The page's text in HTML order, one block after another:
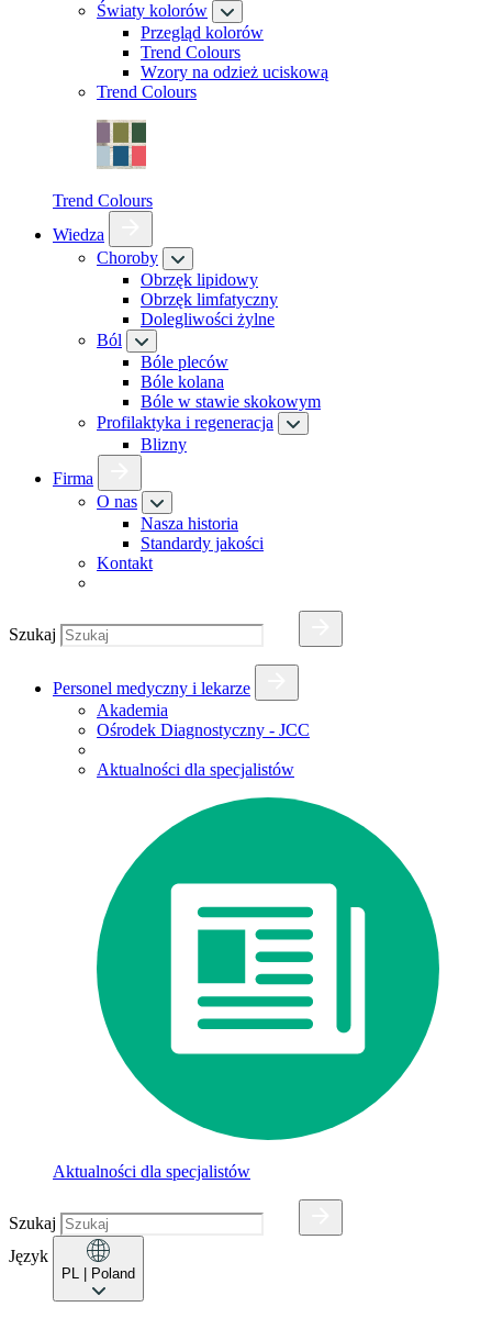
Światy kolorów
Przegląd kolorów
Trend Colours
Wzory na odzież uciskową
Trend Colours
Trend Colours
Wiedza
Choroby
Obrzęk lipidowy
Obrzęk limfatyczny
Dolegliwości żylne
Ból
Bóle pleców
Bóle kolana
Bóle w stawie skokowym
Profilaktyka i regeneracja
Blizny
Firma
O nas
Nasza historia
Standardy jakości
Kontakt
Szukaj
Personel medyczny i lekarze
Akademia
Ośrodek Diagnostyczny - JCC
Aktualności dla specjalistów
Aktualności dla specjalistów
Szukaj
Język
PL | Poland